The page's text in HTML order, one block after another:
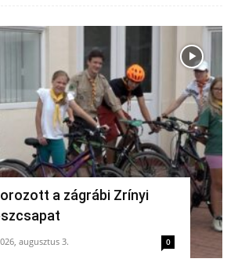
a zágrábi Zrínyi
augusztus 3. 0